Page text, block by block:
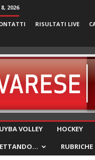
2026
RISULTATI LIVE
UYBA VOLLEY HOCKEY
RUBRICHE